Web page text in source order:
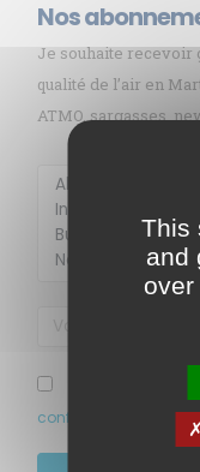
Nos
Je souhaite recevoir
qualité de l’air en
ATMO, sargasses,
J’ai pris
confidentialité de ce
Membre de
MENU
This
and